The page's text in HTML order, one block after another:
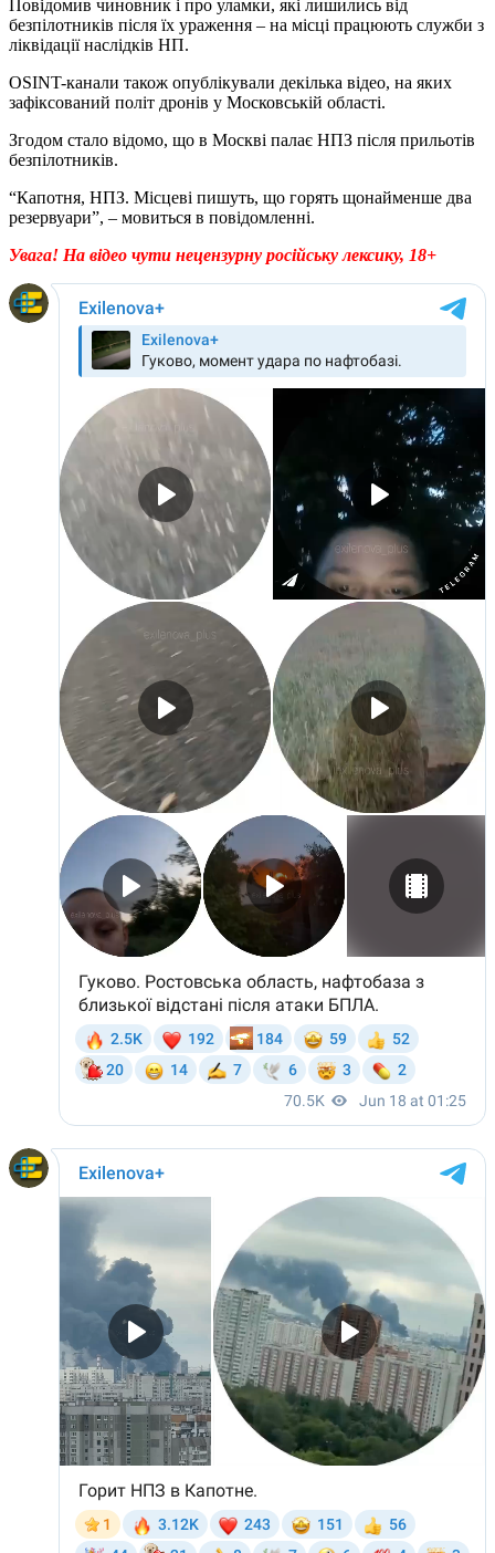
Повідомив чиновник і про уламки, які лишились від
безпілотників після їх ураження – на місці працюють служби з
ліквідації наслідків НП.
OSINT-канали також опублікували декілька відео, на яких
зафіксований політ дронів у Московській області.
Згодом стало відомо, що в Москві палає НПЗ після прильотів
безпілотників.
“Капотня, НПЗ. Місцеві пишуть, що горять щонайменше два
резервуари”, – мовиться в повідомленні.
Увага! На відео чути нецензурну російську лексику, 18+